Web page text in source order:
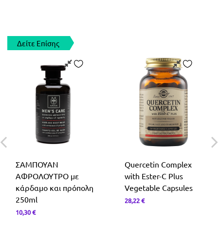
Δείτε Επίσης
ΣΑΜΠΟΥΑΝ
ΑΦΡΟΛΟΥΤΡΟ με
κάρδαμο και πρόπολη
250ml
10,30€
Quercetin Complex
with Ester-C Plus
Vegetable Capsules
28,22€